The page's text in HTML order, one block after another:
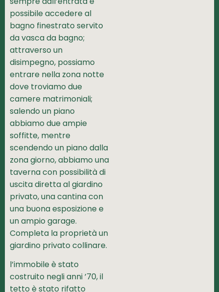
possibile accedere al
bagno finestrato servito
da vasca da bagno;
attraverso un
disimpegno, possiamo
entrare nella zona notte
dove troviamo due
camere matrimoniali;
salendo un piano
abbiamo due ampie
soffitte, mentre
scendendo un piano dalla
zona giorno, abbiamo una
taverna con possibilità di
uscita diretta al giardino
privato, una cantina con
una buona esposizione e
un ampio garage.
Completa la proprietà un
giardino privato collinare.
l’immobile è stato
costruito negli anni ’70, il
tetto è stato rifatto